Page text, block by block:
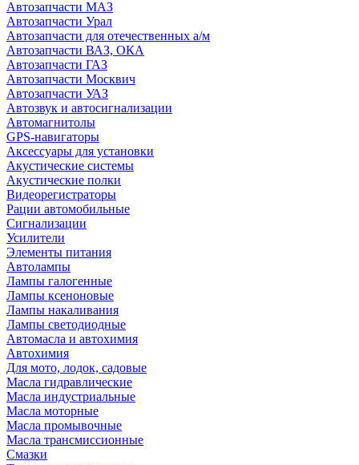
Автозапчасти МАЗ
Автозапчасти Урал
Автозапчасти для отечественных а/м
Автозапчасти ВАЗ, ОКА
Автозапчасти ГАЗ
Автозапчасти Москвич
Автозапчасти УАЗ
Автозвук и автосигнализации
Автомагнитолы
GPS-навигаторы
Аксессуары для установки
Акустические системы
Акустические полки
Видеорегистраторы
Рации автомобильные
Сигнализации
Усилители
Элементы питания
Автолампы
Лампы галогенные
Лампы ксеноновые
Лампы накаливания
Лампы светодиодные
Автомасла и автохимия
Автохимия
Для мото, лодок, садовые
Масла гидравлические
Масла индустриальные
Масла моторные
Масла промывочные
Масла трансмиссионные
Смазки